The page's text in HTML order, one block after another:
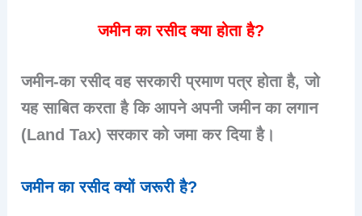
जमीन का रसीद क्या होता है?
जमीन-का रसीद वहसरकारी प्रमाण पत्रहोता है, जो
यह साबित करता है कि आपने अपनी जमीन कालगान
(Land Tax) सरकार को जमा कर दिया है।
जमीन का रसीद क्यों जरूरी है?